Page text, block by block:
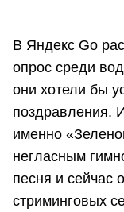
В Яндекс Go
опрос среди
они хотели бы
поздравления.
именно
негласным
песня и сейчас
стриминговых